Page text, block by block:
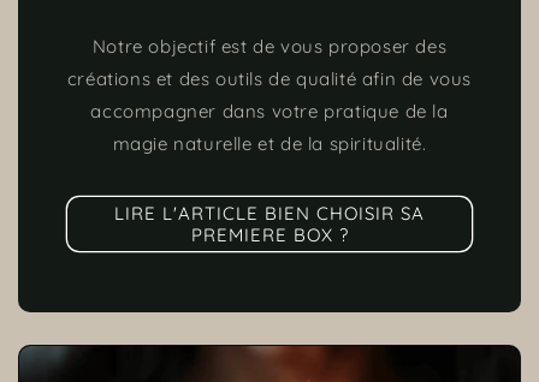
Notre objectif est de vous proposer des
créations et des outils de qualité afin de vous
accompagner dans votre pratique de la
magie naturelle et de la spiritualité.
LIRE L'ARTICLE BIEN CHOISIR SA
PREMIERE BOX ?